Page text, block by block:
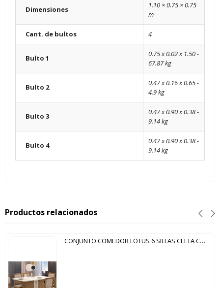
Dimensiones
1.10 × 0.75 × 0.75
m
Cant. de bultos 4
Bulto 1
0.75 x 0.02 x 1.50 -
67.87 kg
Bulto 2
0.47 x 0.16 x 0.65 -
4.9 kg
Bulto 3
0.47 x 0.90 x 0.38 -
9.14 kg
Bulto 4
0.47 x 0.90 x 0.38 -
9.14 kg
Productos relacionados
CONJUNTO COMEDOR LOTUS 6 SILLAS CELTA CEDRO GOLD|51C